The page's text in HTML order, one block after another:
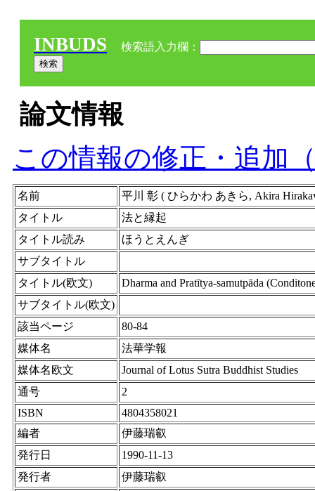
INBUDS 検索語入力欄：
論文情報
この情報の修正・追加
名前
平川 彰 ( ひらかわ あきら, Akira
タイトル
法と縁起
タイトル読み
ほうとえんぎ
サブタイトル
タイトル(欧文)
Dharma and Pratītya-samutpāda
サブタイトル(欧文)
該当ページ
80-84
媒体名
法華学報
媒体名欧文
Journal of Lotus Sutra Buddhist Studies
通号
2
ISBN
4804358021
編者
伊藤瑞叡
発行日
1990-11-13
発行者
伊藤瑞叡